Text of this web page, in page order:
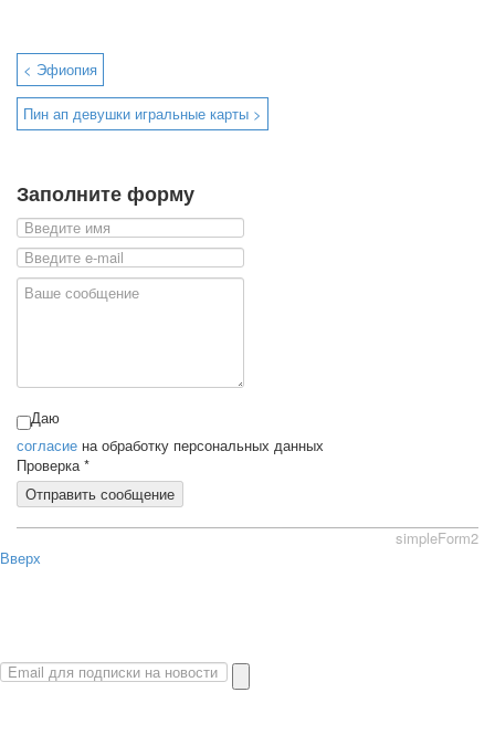
< Эфиопия
Пин ап девушки игральные карты >
Заполните форму
Даю
согласие на обработку персональных данных
Проверка *
Отправить сообщение
simpleForm2
Вверх